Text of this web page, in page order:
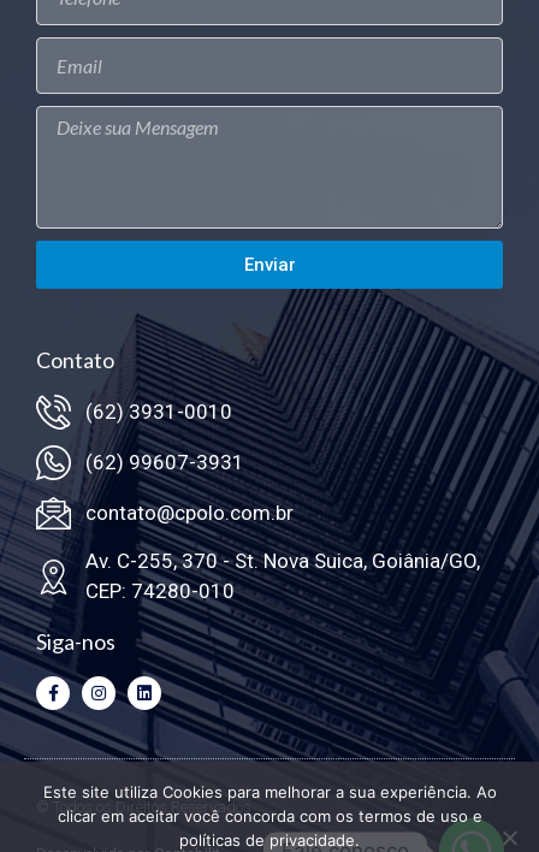
Enviar
Contato
(62) 3931-0010
(62) 99607-3931
contato@cpolo.com.br
Av. C-255, 370 - St. Nova Suica, Goiânia/GO,
CEP: 74280-010
Siga-nos
© Todos os Direitos Reservados
Este site utiliza Cookies para melhorar a sua experiência. Ao
clicar em aceitar você concorda com os termos de uso e
políticas de privacidade.